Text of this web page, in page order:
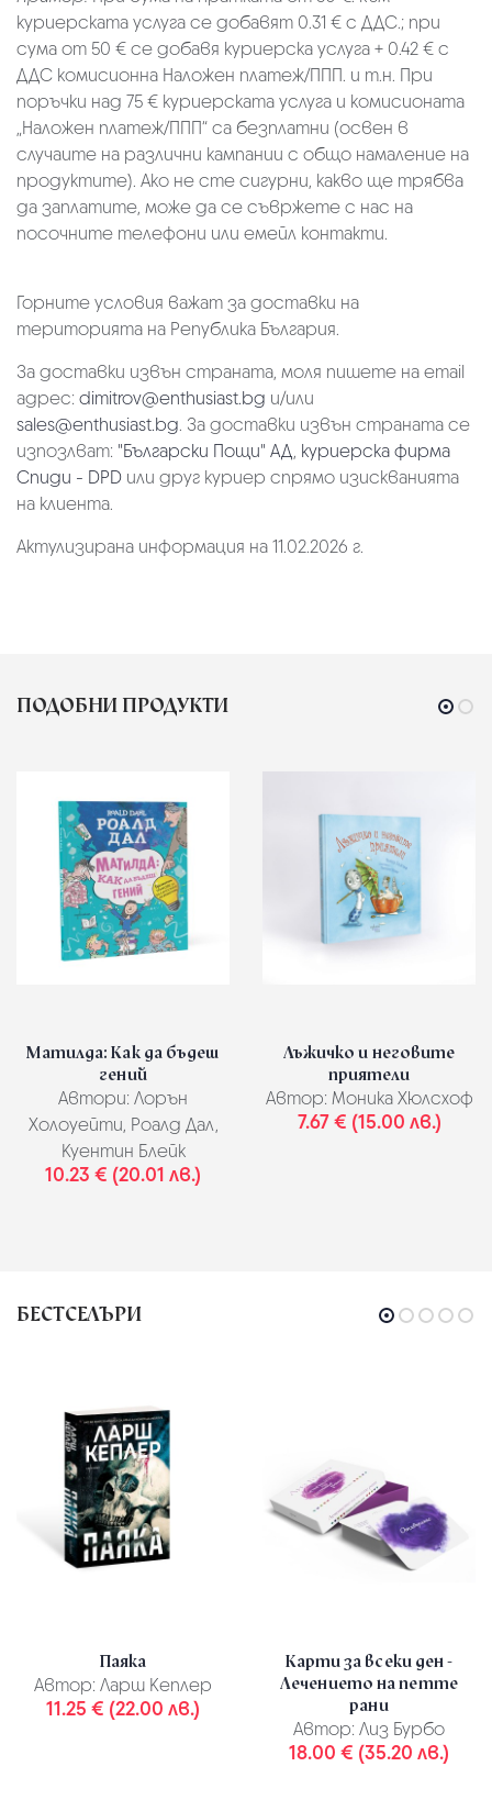
куриерската услуга се добавят 0.31 € с ДДС.; при
сума от 50 € се добавя куриерска услуга + 0.42 € с
ДДС комисионна Наложен платеж/ППП. и т.н. При
поръчки над 75 € куриерската услуга и комисионата
„Наложен платеж/ППП“ са безплатни (освен в
случаите на различни кампании с общо намаление на
продуктите). Ако не сте сигурни, какво ще трябва
да заплатите, може да се съвржете с нас на
посочните телефони или емейл контакти.
Горните условия важат за доставки на
територията на Република България.
За доставки извън страната, моля пишете на email
адрес: dimitrov@enthusiast.bg и/или
sales@enthusiast.bg. За доставки извън страната се
изпозлват: "Български Пощи" АД, куриерска фирма
Спиди - DPD или друг куриер спрямо изискванията
на клиента.
Актулизирана информация на 11.02.2026 г.
ПОДОБНИ ПРОДУКТИ
Матилда: Как да бъдеш
гений
Автори: Лорън
Холоуейти, Роалд Дал,
Куентин Блейк
10.23 € (20.01 лв.)
Лъжичко и неговите
приятели
Автор: Моника Хюлсхоф
7.67 € (15.00 лв.)
БЕСТСЕЛЪРИ
Паяка
Автор: Ларш Кеплер
11.25 € (22.00 лв.)
Карти за всеки ден -
Лечението на петте
рани
Автор: Лиз Бурбо
18.00 € (35.20 лв.)